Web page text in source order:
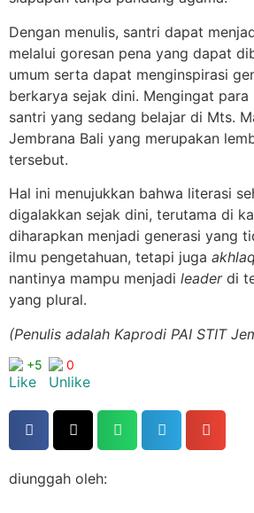
Dengan menulis, santri dapat
melalui goresan pena yang dapat
umum serta dapat menginspirasi
berkarya sejak dini. Mengingat para
santri yang sedang belajar di Mts.
Jembrana Bali yang merupakan
tersebut.
Hal ini menujukkan bahwa literasi
digalakkan sejak dini, terutama di
diharapkan menjadi generasi yang
ilmu pengetahuan, tetapi juga
nantinya mampu menjadi leaderdi
yang plural.
(Penulis adalah Kaprodi PAI STIT
+5 0
diunggah oleh: